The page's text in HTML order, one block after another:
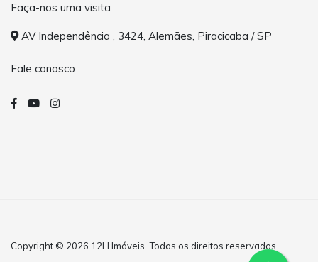
Faça-nos uma visita
AV Independência , 3424, Alemães, Piracicaba / SP
Fale conosco
Copyright © 2026 12H Imóveis. Todos os direitos reservados.